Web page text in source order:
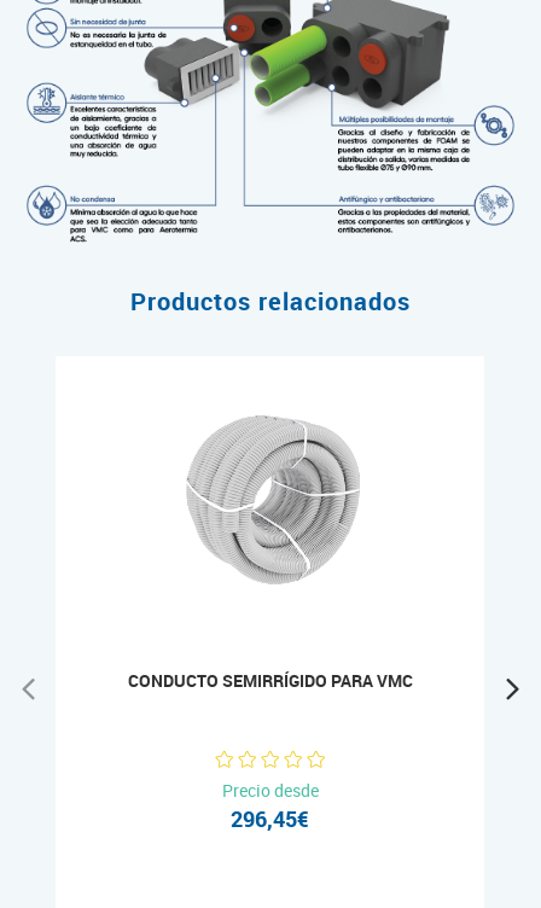
Productos relacionados
CONDUCTO SEMIRRÍGIDO PARA VMC
Precio desde
296,45€